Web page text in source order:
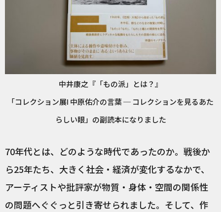
中井康之『「もの派」とは？』
「コレクション展Ⅰ 中原佑介の言葉 ─ コレクションを見るあた
らしい眼」の副読本になりました
70年代とは、どのような時代であったのか。戦後か
ら25年たち、大きく社会・経済が変化するなかで、
アーティストや批評家が物質・身体・空間の関係性
の問題へぐぐっと引き寄せられました。そして、作